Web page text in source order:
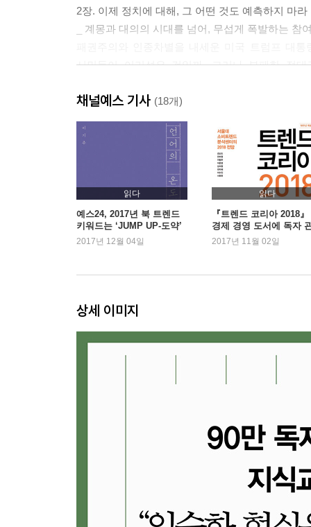
2장. 이제 정치에 대해, 그 어떤 것도 예측하지 마라
_ 계몽과 대의의 시대를 넘어, 무섭게 폭발하는 참
시민들이 어리석은 것일까. 그러나 부패한 절
[2부＿생애(Lifetime)]
3장. 120세 쇼크, 새로운 생애지도가 필요하다
_ 서드에이지, 제3섹터에서 발견하는 새로운 생애
100명 중 40명이 100세 이상 사는 삶을 축복이
일본에서 가장 많은 사람들이 사망하는 연령대
성인기?노년기로 나눌 것이 아니라 4등분하라.
얻어가는 게 일상. 죽을 때까지 스스로의 힘으로
[3부＿직업(Job)]
자영업은 뭔가를 이뤄낸 사람들의 상징이었다. ‘
자영업자들은 어떠한가. 창업의 정신이 사라진
6장. 정답사회의 한계, ‘덕후’들이 바꾼다
수학은 못하는데 복잡한 컴퓨터 게임은 잘 만드
채널예스 기사 (18개)
읽다
예스24, 2017년 북 트렌드
키워드는 ‘JUMP UP-도약’
2017년 12월 04일
읽다
『트렌드 코리아 2018
경제 경영 도서에 독자
증가
2017년 11월 02일
상세 이미지